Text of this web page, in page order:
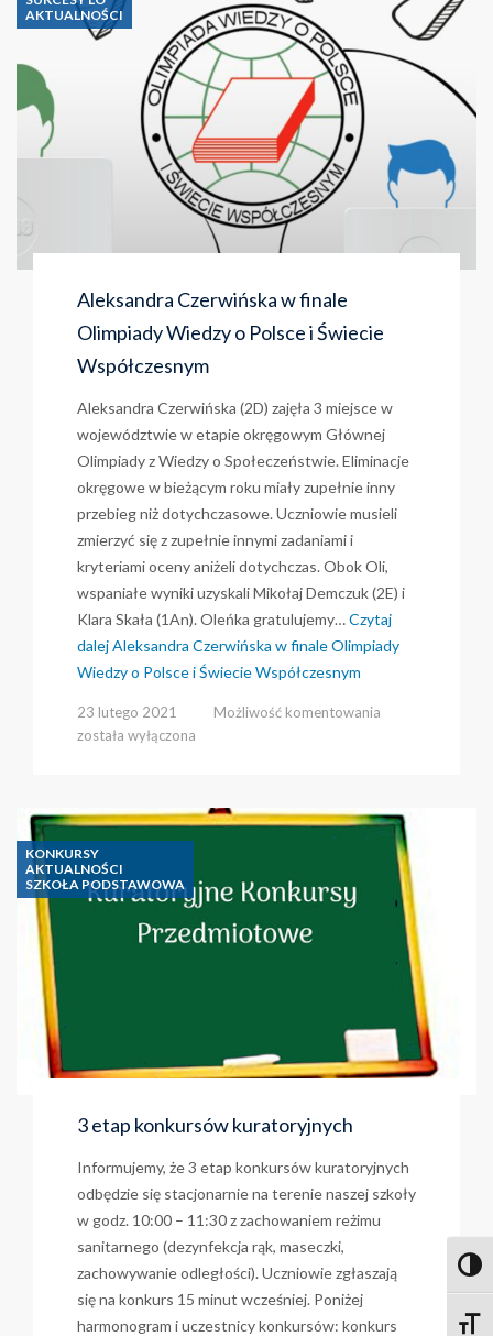
AKTUALNOŚCI
Aleksandra Czerwińska w finale
Olimpiady Wiedzy o Polsce i Świecie
Współczesnym
Aleksandra Czerwińska (2D) zajęła 3 miejsce w
województwie w etapie okręgowym Głównej
Olimpiady z Wiedzy o Społeczeństwie. Eliminacje
okręgowe w bieżącym roku miały zupełnie inny
przebieg niż dotychczasowe. Uczniowie musieli
zmierzyć się z zupełnie innymi zadaniami i
kryteriami oceny aniżeli dotychczas. Obok Oli,
wspaniałe wyniki uzyskali Mikołaj Demczuk (2E) i
Klara Skała (1An). Oleńka gratulujemy…Czytaj
dalejAleksandra Czerwińska w finale Olimpiady
Wiedzy o Polsce i Świecie Współczesnym
23 lutego 2021 Możliwość komentowania
Wiedzy
Polsce
Świecie
Współczesnym
została wyłączona
KONKURSY
AKTUALNOŚCI
SZKOŁA PODSTAWOWA
3 etap konkursów kuratoryjnych
Informujemy, że 3 etap konkursów kuratoryjnych
odbędzie się stacjonarnie na terenie naszej szkoły
w godz. 10:00 – 11:30 z zachowaniem reżimu
sanitarnego (dezynfekcja rąk, maseczki,
zachowywanie odległości). Uczniowie zgłaszają
się na konkurs 15 minut wcześniej. Poniżej
harmonogram i uczestnicy konkursów: konkurs